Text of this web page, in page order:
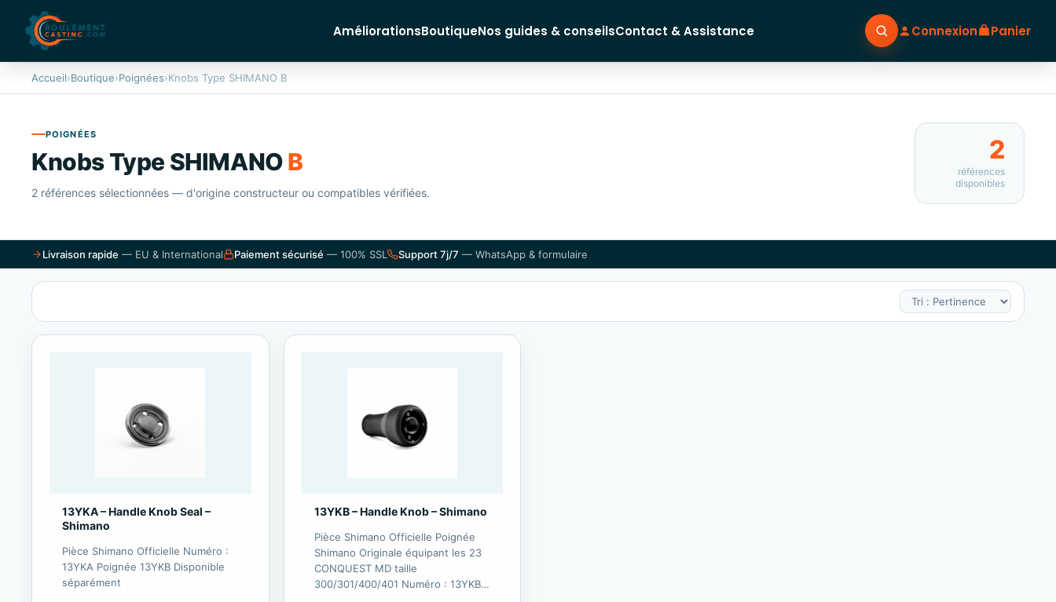
AméliorationsBoutiqueNos guides & conseilsContact & Assistance Connexion Panier
Accueil›Boutique›Poignées›Knobs Type SHIMANO B
POIGNÉES
Knobs Type SHIMANOB
2 références sélectionnées — d'origine constructeur ou compatibles vérifiées.
2
références
disponibles
Livraison rapide — EU & International Paiement sécurisé — 100% SSL Support 7j/7 — WhatsApp & formulaire
13YKA – Handle Knob Seal –
Shimano
Pièce Shimano Officielle Numéro :
13YKA Poignée 13YKB Disponible
séparément
13YKB – Handle Knob – Shimano
Pièce Shimano Officielle Poignée
Shimano Originale équipant les 23
CONQUEST MD taille
300/301/400/401 Numéro : 13YKB…